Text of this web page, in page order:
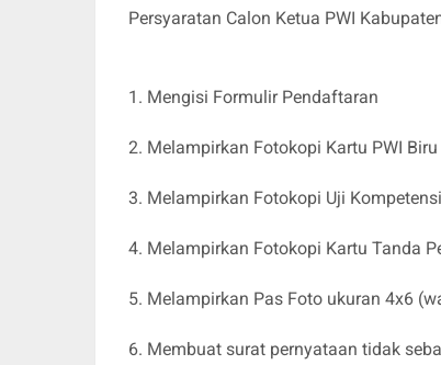
Persyaratan Calon Ketua PWI
1. Mengisi Formulir Pendaftaran
2. Melampirkan Fotokopi Kartu PWI
3. Melampirkan Fotokopi Uji
4. Melampirkan Fotokopi Kartu Tanda
5. Melampirkan Pas Foto ukuran 4x6
6. Membuat surat pernyataan tidak